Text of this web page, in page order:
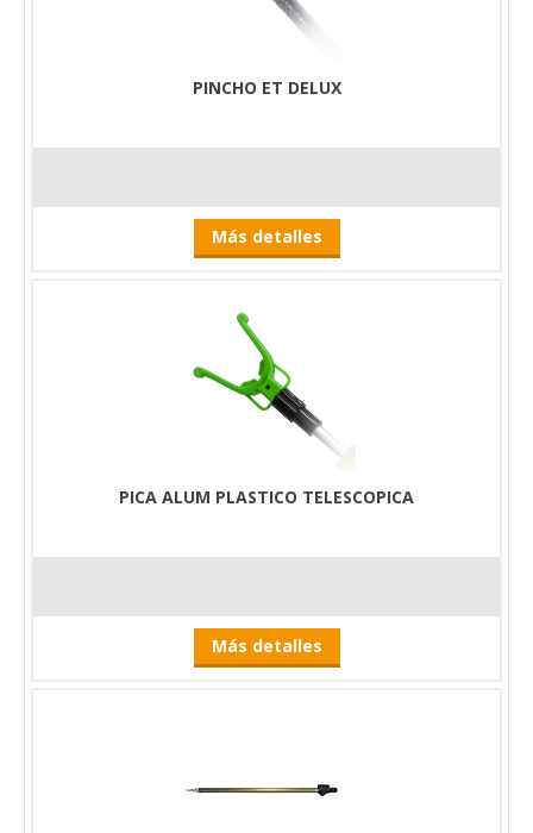
PINCHO ET DELUX
Más detalles
PICA ALUM PLASTICO TELESCOPICA
Más detalles